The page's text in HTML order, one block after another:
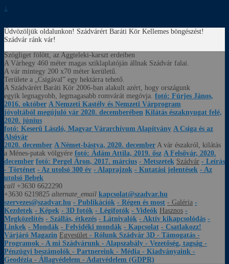
↓
Üdvözöljük oldalunkon! Szádvárért Baráti Kör Kellemes böngészést!
Szádvár ránk vár!
Szögliget fölött, az Aggteleki-karszt erdeiben
A Várhegy 460 méter magas sziklaplatóján állnak Szádvár falai.
A vár mintegy 200 x70 méter kerületű.
Területe a „Csigával” egy hektárra tehető.
A Szádvárért Baráti Kör 2006-ban alakult azért, hogy országunk
egyik legnagyobb, legmagasabb romvárát megóvja. fotó: Fürjes János,
2016. október A Nemzeti Kastély és Nemzeti Várprogram
jóvoltából megújuló vár 2020. decemberében Kilátás északnyugat felé,
2020. június
fotó: Keserű László, Magyar Várarchívum Alapítvány A Csiga és az
Alsóvár
2020. december A Német-bástya, 2020. december A vár északról, kilátás
a Ménes-patak völgyére fotó: Ádám Attila, 2019. ősz A Felsővár, 2020.
december fotó: Pergel Áron, 2017. március - Metszetek Szádvár - Leírás
- Történet - Az utolsó 300 év - Alaprajzok - Kutatási jelentések - Az
utolsó Bebek
call +3630 6622290
+3630 6219825 alternate_email kapcsolat@szadvar.hu
szervezes@szadvar.hu - Publikációk - Régen és most - Galéria -
Kezdetek - Képek - 3D fotók - Légifotók - Videók Hasznos -
Megközelítés - Szállás, étkezés - Látnivalók - Aktív kikapcsolódás -
Linkek - Mondák - Felvidéki mondák - Kapcsolat - Csatlakozz!
Várjáró Magazin Egyesület - Rólunk Szádvár 3D - Támogatás -
Programok - A mi Szádvárunk - Alapszabály - Vezetőség, tagság -
Pénzügyi beszámolók - Partnereink - Média - Kiadványaink -
Geodézia - Állagvédelem - Adatvédelem (GDPR)